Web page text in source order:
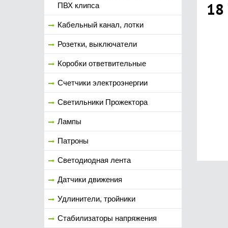
ПВХ клипса
Кабельный канал, лотки
Розетки, выключатели
Коробки ответвительные
Счетчики электроэнергии
Светильники Прожектора
Лампы
Патроны
Светодиодная лента
Датчики движения
Удлинители, тройники
Стабилизаторы напряжения
18